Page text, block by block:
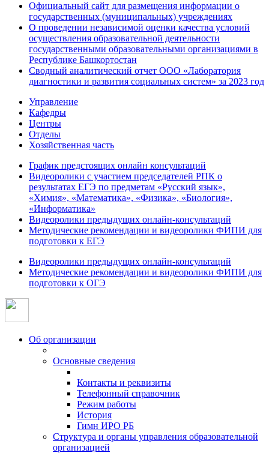
Официальный сайт для размещения информации о
государственных (муниципальных) учреждениях
О проведении независимой оценки качества условий
осуществления образовательной деятельности
государственными образовательными организациями в
Республике Башкортостан
Сводный аналитический отчет ООО «Лаборатория
диагностики и развития социальных систем» за 2023 год
Управление
Кафедры
Центры
Отделы
Хозяйственная часть
График предстоящих онлайн консультаций
Видеоролики с участием председателей РПК о
результатах ЕГЭ по предметам «Русский язык»,
«Химия», «Математика», «Физика», «Биология»,
«Информатика»
Видеоролики предыдущих онлайн-консультаций
Методические рекомендации и видеоролики ФИПИ для
подготовки к ЕГЭ
Видеоролики предыдущих онлайн-консультаций
Методические рекомендации и видеоролики ФИПИ для
подготовки к ОГЭ
Об организации
Основные сведения
Контакты и реквизиты
Телефонный справочник
Режим работы
История
Гимн ИРО РБ
Структура и органы управления образовательной
организацией